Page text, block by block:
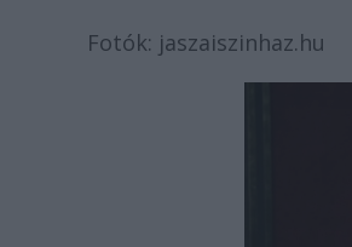
Fotók: jaszaiszinhaz.hu